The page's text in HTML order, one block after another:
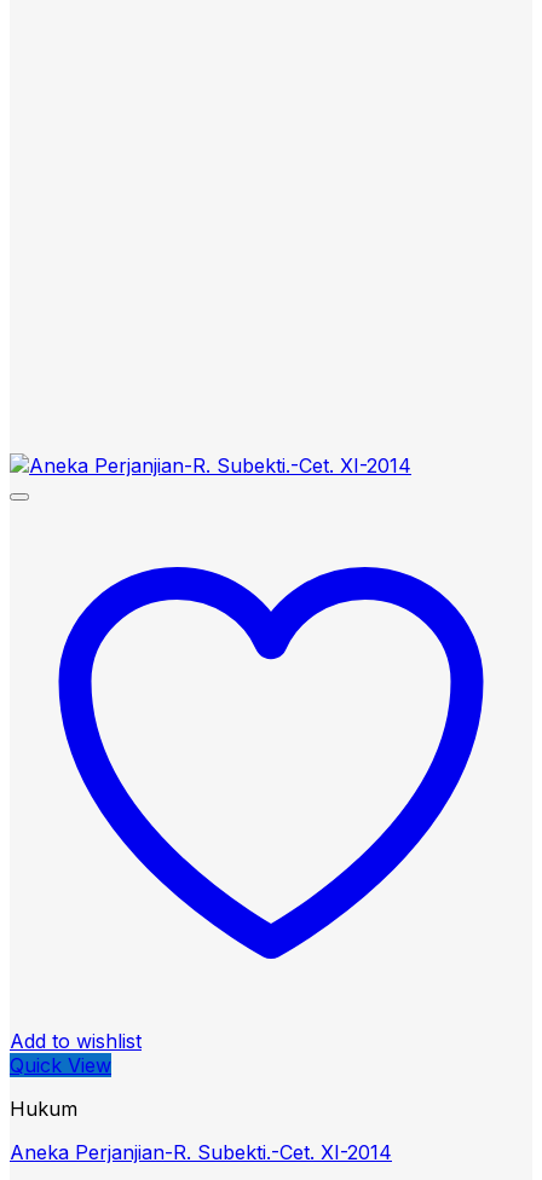
Add to wishlist
Quick View
Hukum
Aneka Perjanjian-R. Subekti.-Cet. XI-2014